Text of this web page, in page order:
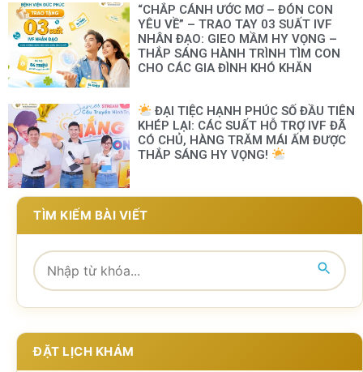
“CHẮP CÁNH ƯỚC MƠ – ĐÓN CON
YÊU VỀ” – TRAO TAY 03 SUẤT IVF
NHÂN ĐẠO: GIEO MẦM HY VỌNG –
THẮP SÁNG HÀNH TRÌNH TÌM CON
CHO CÁC GIA ĐÌNH KHÓ KHĂN
ĐẠI TIỆC HẠNH PHÚC SỐ ĐẦU TIÊN
KHÉP LẠI: CÁC SUẤT HỖ TRỢ IVF ĐÃ
CÓ CHỦ, HÀNG TRĂM MÁI ẤM ĐƯỢC
THẮP SÁNG HY VỌNG!
TÌM KIẾM BÀI VIẾT
ĐẶT LỊCH KHÁM